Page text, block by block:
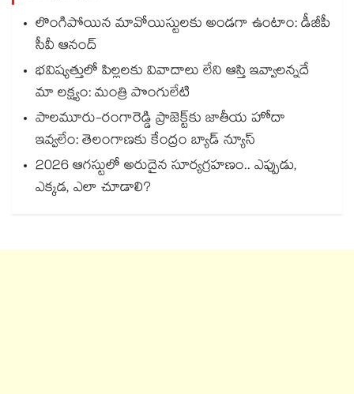
లొంగిపోయిన మావోయిస్టులకు అండగా ఉంటాం: డీజీపీ
సీవీ ఆనంద్
భవిష్యత్తులో పిల్లలకు వివాదాలు లేని ఆస్తి ఇవ్వాలన్నదే
మా లక్ష్యం: మంత్రి పొంగులేటి
పాలమూరు-రంగారెడ్డి ప్రాజెక్ట్‎కు జాతీయ హోదా
ఇవ్వలేం: తెలంగాణకు కేంద్రం బ్యాడ్ న్యూస్
2026 ఆగస్టులో అరుదైన సూర్యగ్రహణం.. ఎప్పుడు,
ఎక్కడ, ఎలా చూడాలి?